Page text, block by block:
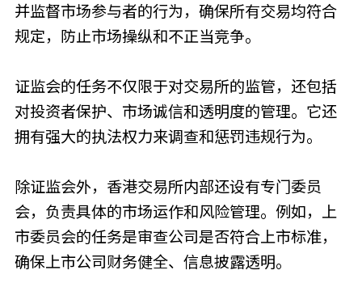
并监督市场参与者的行为，确保所有交易均符合
规定，防止市场操纵和不正当竞争。
证监会的任务不仅限于对交易所的监管，还包括
对投资者保护、市场诚信和透明度的管理。它还
拥有强大的执法权力来调查和惩罚违规行为。
除证监会外，香港交易所内部还设有专门委员
会，负责具体的市场运作和风险管理。例如，上
市委员会的任务是审查公司是否符合上市标准，
确保上市公司财务健全、信息披露透明。